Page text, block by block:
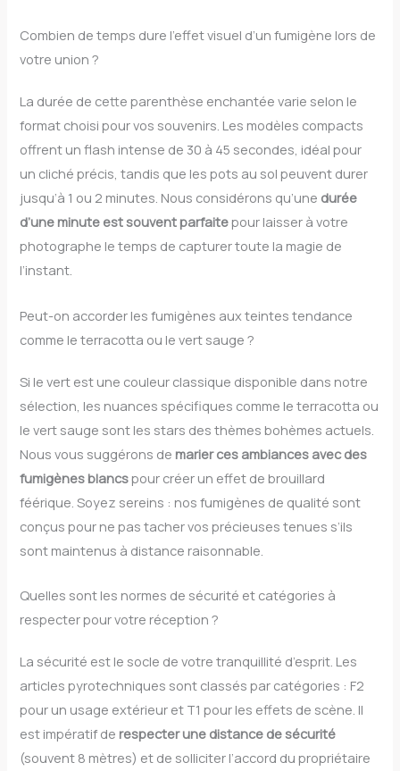
Combien de temps dure l’effet visuel d’un fumigène lors de
votre union ?
La durée de cette parenthèse enchantée varie selon le
format choisi pour vos souvenirs. Les modèles compacts
offrent un flash intense de 30 à 45 secondes, idéal pour
un cliché précis, tandis que les pots au sol peuvent durer
jusqu’à 1 ou 2 minutes. Nous considérons qu’une durée
d’une minute est souvent parfaitepour laisser à votre
photographe le temps de capturer toute la magie de
l’instant.
Peut-on accorder les fumigènes aux teintes tendance
comme le terracotta ou le vert sauge ?
Si le vert est une couleur classique disponible dans notre
sélection, les nuances spécifiques comme le terracotta ou
le vert sauge sont les stars des thèmes bohèmes actuels.
Nous vous suggérons de marier ces ambiances avec des
fumigènes blancspour créer un effet de brouillard
féérique. Soyez sereins : nos fumigènes de qualité sont
conçus pour ne pas tacher vos précieuses tenues s’ils
sont maintenus à distance raisonnable.
Quelles sont les normes de sécurité et catégories à
respecter pour votre réception ?
La sécurité est le socle de votre tranquillité d’esprit. Les
articles pyrotechniques sont classés par catégories : F2
pour un usage extérieur et T1 pour les effets de scène. Il
est impératif de respecter une distance de sécurité
(souvent 8 mètres) et de solliciter l’accord du propriétaire